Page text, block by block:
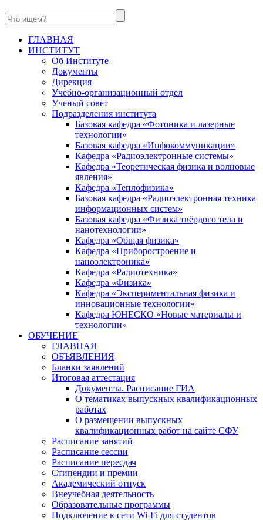
ГЛАВНАЯ
ИНСТИТУТ
Об Институте
Документы
Дирекция
Учебно-организационный отдел
Ученый совет
Подразделения института
Базовая кафедра «Фотоника и лазерные
технологии»
Базовая кафедра «Инфокоммуникации»
Кафедра «Радиоэлектронные системы»
Кафедра «Теоретическая физика и волновые
явления»
Кафедра «Теплофизика»
Базовая кафедра «Радиоэлектронная техника
информационных систем»
Базовая кафедра «Физика твёрдого тела и
нанотехнологии»
Кафедра «Общая физика»
Кафедра «Приборостроение и
наноэлектроника»
Кафедра «Радиотехника»
Кафедра «Физика»
Кафедра «Экспериментальная физика и
инновационные технологии»
Кафедра ЮНЕСКО «Новые материалы и
технологии»
ОБУЧЕНИЕ
ГЛАВНАЯ
ОБЪЯВЛЕНИЯ
Бланки заявлений
Итоговая аттестация
Документы. Расписание ГИА
О тематиках выпускных квалификационных
работах
О размещении выпускных
квалификационных работ на сайте СФУ
Расписание занятий
Расписание сессии
Расписание пересдач
Стипендии и премии
Академический отпуск
Внеучебная деятельность
Образовательные программы
Подключение к сети Wi-Fi для студентов